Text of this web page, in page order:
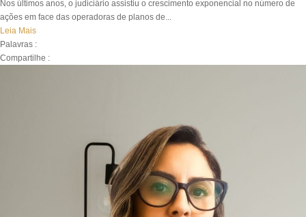
Nos últimos anos, o judiciário assistiu o crescimento exponencial no número de
ações em face das operadoras de planos de...
Leia Mais
Palavras :
Compartilhe :